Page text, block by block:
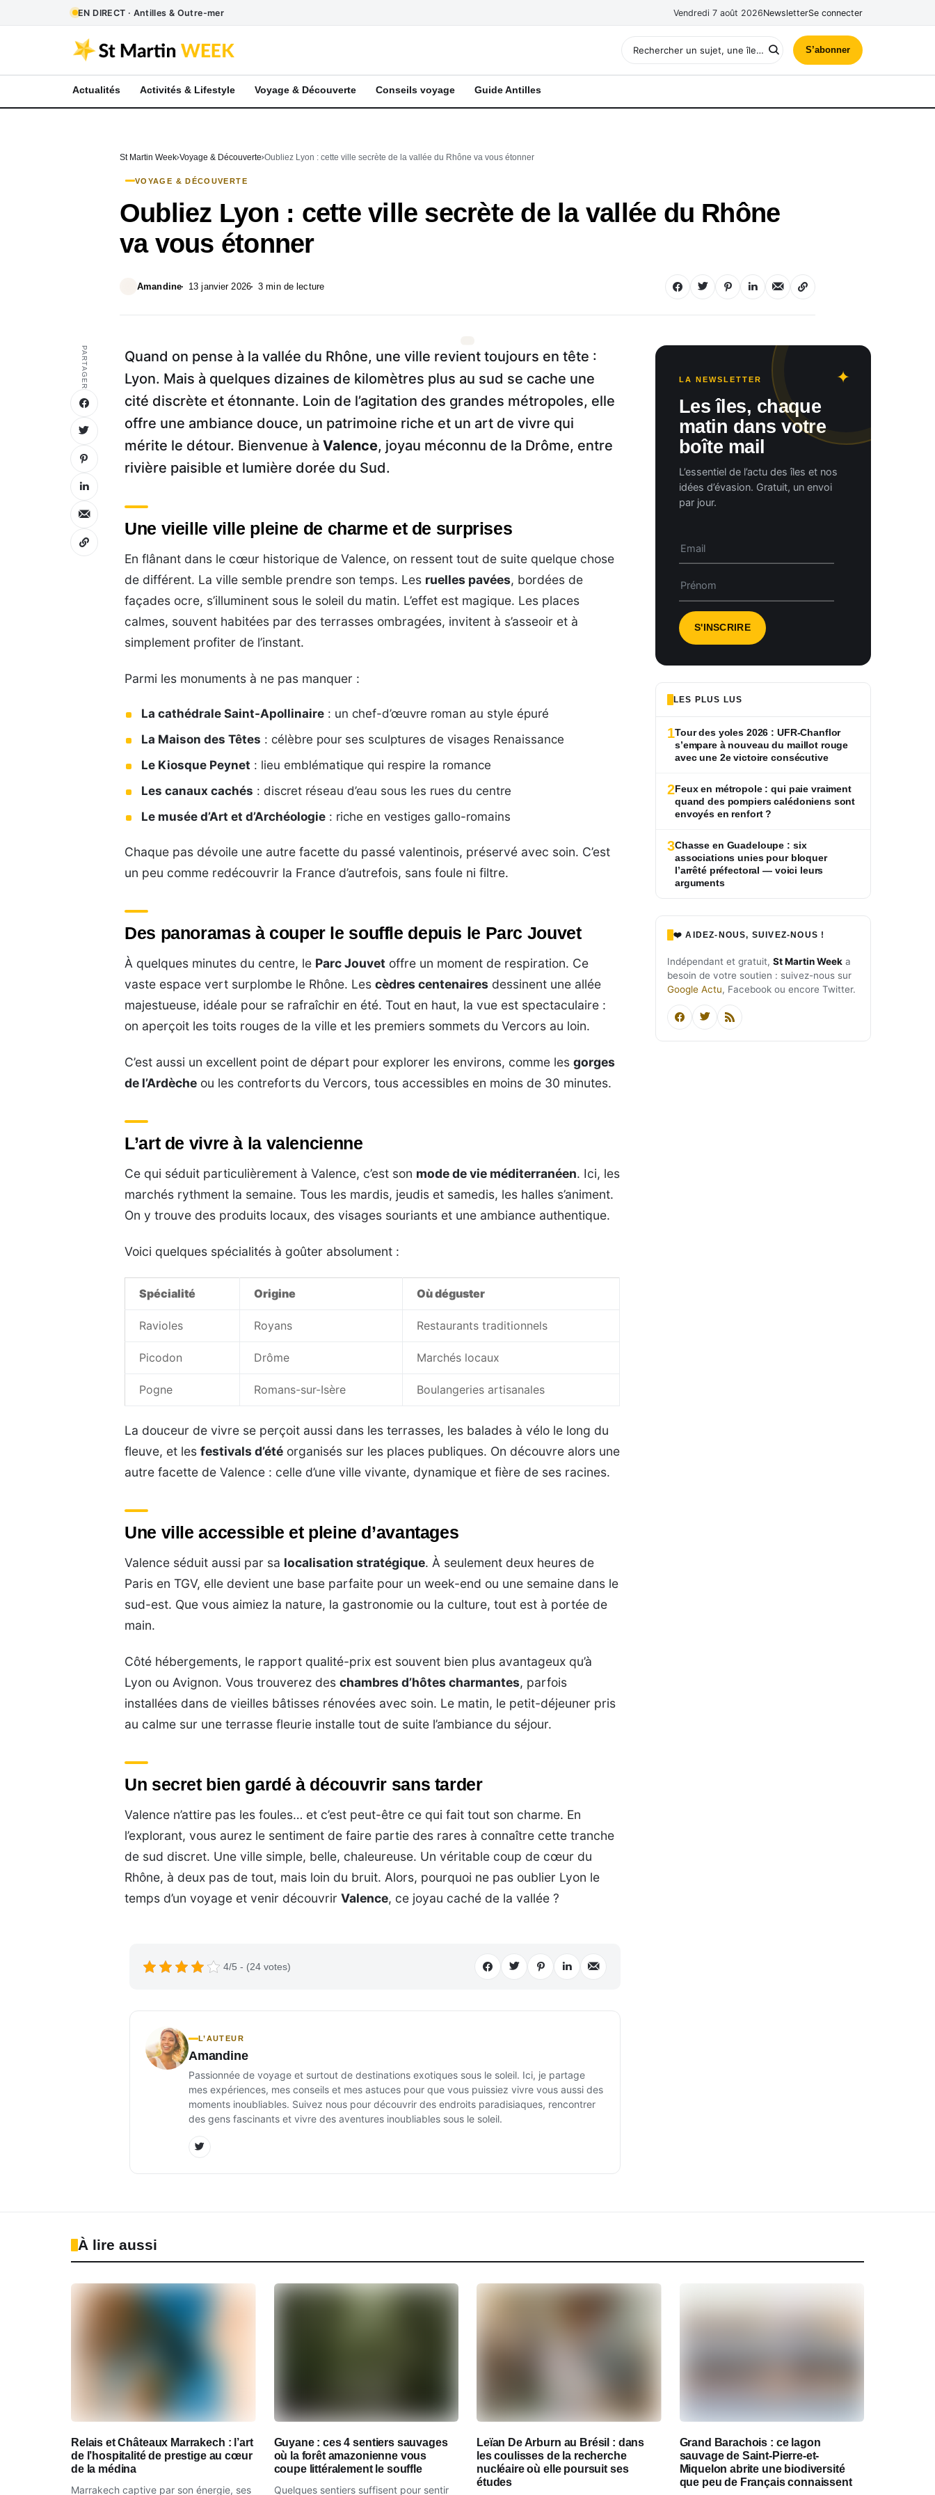
EN DIRECT · Antilles & Outre-mer Vendredi 7 août 2026NewsletterSe connecter
S’abonner
Actualités Activités & Lifestyle Voyage & Découverte Conseils voyage Guide Antilles
St Martin Week Voyage & Découverte Oubliez Lyon : cette ville secrète de la vallée du Rhône va vous étonner
VOYAGE & DÉCOUVERTE
Oubliez Lyon : cette ville secrète de la vallée du Rhône
va vous étonner
Amandine 13 janvier 2026 3 min de lecture
PARTAGER
Quand on pense à la vallée du Rhône, une ville revient toujours en tête :
Lyon. Mais à quelques dizaines de kilomètres plus au sud se cache une
cité discrète et étonnante. Loin de l’agitation des grandes métropoles, elle
offre une ambiance douce, un patrimoine riche et un art de vivre qui
mérite le détour. Bienvenue àValence, joyau méconnu de la Drôme, entre
rivière paisible et lumière dorée du Sud.
Une vieille ville pleine de charme et de surprises
En flânant dans le cœur historique de Valence, on ressent tout de suite quelque chose
de différent. La ville semble prendre son temps. Les ruelles pavées, bordées de
façades ocre, s’illuminent sous le soleil du matin. L’effet est magique. Les places
calmes, souvent habitées par des terrasses ombragées, invitent à s’asseoir et à
simplement profiter de l’instant.
Parmi les monuments à ne pas manquer :
La cathédrale Saint-Apollinaire : un chef-d’œuvre roman au style épuré
La Maison des Têtes : célèbre pour ses sculptures de visages Renaissance
Le Kiosque Peynet : lieu emblématique qui respire la romance
Les canaux cachés : discret réseau d’eau sous les rues du centre
Le musée d’Art et d’Archéologie : riche en vestiges gallo-romains
Chaque pas dévoile une autre facette du passé valentinois, préservé avec soin. C’est
un peu comme redécouvrir la France d’autrefois, sans foule ni filtre.
Des panoramas à couper le souffle depuis le Parc Jouvet
À quelques minutes du centre, le Parc Jouvet offre un moment de respiration. Ce
vaste espace vert surplombe le Rhône. Lescèdres centenaires dessinent une allée
majestueuse, idéale pour se rafraîchir en été. Tout en haut, la vue est spectaculaire :
on aperçoit les toits rouges de la ville et les premiers sommets du Vercors au loin.
C’est aussi un excellent point de départ pour explorer les environs, comme lesgorges
de l’Ardèche ou les contreforts du Vercors, tous accessibles en moins de 30 minutes.
L’art de vivre à la valencienne
Ce qui séduit particulièrement à Valence, c’est son mode de vie méditerranéen. Ici, les
marchés rythment la semaine. Tous les mardis, jeudis et samedis, les halles s’animent.
On y trouve des produits locaux, des visages souriants et une ambiance authentique.
Voici quelques spécialités à goûter absolument :
Spécialité Origine Où déguster
Ravioles Royans Restaurants traditionnels
Picodon Drôme Marchés locaux
Pogne Romans-sur-Isère Boulangeries artisanales
La douceur de vivre se perçoit aussi dans les terrasses, les balades à vélo le long du
fleuve, et lesfestivals d’été organisés sur les places publiques. On découvre alors une
autre facette de Valence : celle d’une ville vivante, dynamique et fière de ses racines.
Une ville accessible et pleine d’avantages
Valence séduit aussi par sa localisation stratégique. À seulement deux heures de
Paris en TGV, elle devient une base parfaite pour un week-end ou une semaine dans le
sud-est. Que vous aimiez la nature, la gastronomie ou la culture, tout est à portée de
main.
Côté hébergements, le rapport qualité-prix est souvent bien plus avantageux qu’à
Lyon ou Avignon. Vous trouverez deschambres d’hôtes charmantes, parfois
installées dans de vieilles bâtisses rénovées avec soin. Le matin, le petit-déjeuner pris
au calme sur une terrasse fleurie installe tout de suite l’ambiance du séjour.
Un secret bien gardé à découvrir sans tarder
Valence n’attire pas les foules… et c’est peut-être ce qui fait tout son charme. En
l’explorant, vous aurez le sentiment de faire partie des rares à connaître cette tranche
de sud discret. Une ville simple, belle, chaleureuse. Un véritable coup de cœur du
Rhône, à deux pas de tout, mais loin du bruit. Alors, pourquoi ne pas oublier Lyon le
temps d’un voyage et venir découvrirValence, ce joyau caché de la vallée ?
4/5 - (24 votes)
L’AUTEUR
Amandine
Passionnée de voyage et surtout de destinations exotiques sous le soleil. Ici, je partage
mes expériences, mes conseils et mes astuces pour que vous puissiez vivre vous aussi des
moments inoubliables. Suivez nous pour découvrir des endroits paradisiaques, rencontrer
des gens fascinants et vivre des aventures inoubliables sous le soleil.
LA NEWSLETTER
Les îles, chaque
matin dans votre
boîte mail
L’essentiel de l’actu des îles et nos
idées d’évasion. Gratuit, un envoi
par jour.
LES PLUS LUS
1Tour des yoles 2026 : UFR-Chanflor
s’empare à nouveau du maillot rouge
avec une 2e victoire consécutive
2Feux en métropole : qui paie vraiment
quand des pompiers calédoniens sont
envoyés en renfort ?
3Chasse en Guadeloupe : six
associations unies pour bloquer
l’arrêté préfectoral — voici leurs
arguments
❤️ AIDEZ-NOUS, SUIVEZ-NOUS !
Indépendant et gratuit, St Martin Week a
besoin de votre soutien : suivez-nous sur
Google Actu, Facebook ou encore Twitter.
À lire aussi
Relais et Châteaux Marrakech : l’art
de l’hospitalité de prestige au cœur
de la médina
Marrakech captive par son énergie, ses
Guyane : ces 4 sentiers sauvages
où la forêt amazonienne vous
coupe littéralement le souffle
Quelques sentiers suffisent pour sentir
Leïan De Arburn au Brésil : dans
les coulisses de la recherche
nucléaire où elle poursuit ses
études
Grand Barachois : ce lagon
sauvage de Saint-Pierre-et-
Miquelon abrite une biodiversité
que peu de Français connaissent